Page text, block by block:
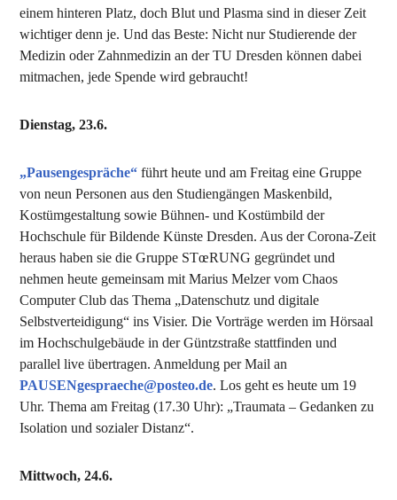
einem hinteren Platz, doch Blut und Plasma sind in dieser Zeit
wichtiger denn je. Und das Beste: Nicht nur Studierende der
Medizin oder Zahnmedizin an der TU Dresden können dabei
mitmachen, jede Spende wird gebraucht!
Dienstag, 23.6.
„Pausengespräche“ führt heute und am Freitag eine Gruppe
von neun Personen aus den Studiengängen Maskenbild,
Kostümgestaltung sowie Bühnen- und Kostümbild der
Hochschule für Bildende Künste Dresden. Aus der Corona-Zeit
heraus haben sie die Gruppe STœRUNG gegründet und
nehmen heute gemeinsam mit Marius Melzer vom Chaos
Computer Club das Thema „Datenschutz und digitale
Selbstverteidigung“ ins Visier. Die Vorträge werden im Hörsaal
im Hochschulgebäude in der Güntzstraße stattfinden und
parallel live übertragen. Anmeldung per Mail an
PAUSENgespraeche@posteo.de. Los geht es heute um 19
Uhr. Thema am Freitag (17.30 Uhr): „Traumata – Gedanken zu
Isolation und sozialer Distanz“.
Mittwoch, 24.6.